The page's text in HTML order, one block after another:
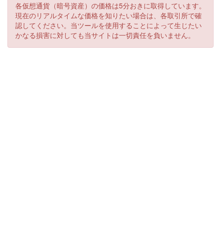
各仮想通貨（暗号資産）の価格は5分おきに取得しています。
現在のリアルタイムな価格を知りたい場合は、各取引所で確
認してください。当ツールを使用することによって生じたい
かなる損害に対しても当サイトは一切責任を負いません。